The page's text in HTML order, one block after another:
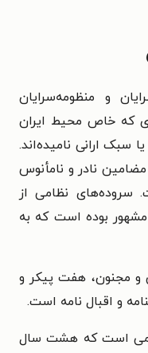
و منظومه‌سرایان
که خاص محیط ایران
سبک ارانی نامیده‌اند.
مضامین نادر و نامأنوس
سروده‌های نظامی از
بوده است که به
و مجنون، هفت پیکر و
و اقبال نامه است.
است که هشت سال